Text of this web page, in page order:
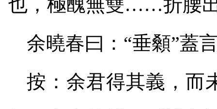
也，極醜無雙……折腰
余曉春曰：“垂顙”蓋
按：余君得其義，而